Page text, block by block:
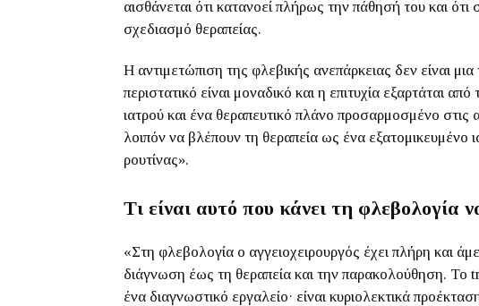
αισθάνεται ότι κατανοεί πλήρως την πάθησή του και
σχεδιασμό θεραπείας.
Η αντιμετώπιση της φλεβικής ανεπάρκειας δεν είναι
περιστατικό είναι μοναδικό και η επιτυχία εξαρτάται
ιατρού και ένα θεραπευτικό πλάνο προσαρμοσμένο
λοιπόν να βλέπουν τη θεραπεία ως ένα εξατομικευμένο
ρουτίνας».
Τι είναι αυτό που κάνει τη φλεβολογία
«Στη φλεβολογία ο αγγειοχειρουργός έχει πλήρη και
διάγνωση έως τη θεραπεία και την παρακολούθηση. Το
ένα διαγνωστικό εργαλείο· είναι κυριολεκτικά